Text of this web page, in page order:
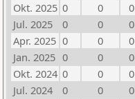
Okt. 2025 0 0
0
Jul. 2025
0 0
0
Apr. 2025 0 0
0
Jan. 2025 0 0
0
Okt. 2024 0 0
0
Jul. 2024
0 0
0